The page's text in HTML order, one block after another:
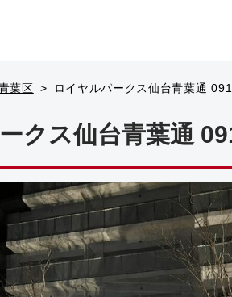
葉区 ロイヤルパークス仙台青葉通
クス仙台青葉通